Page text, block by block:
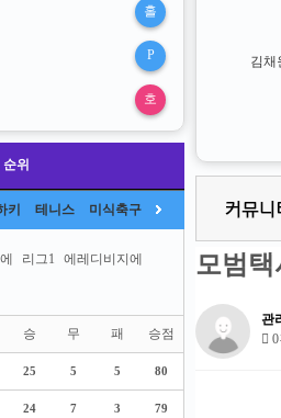
홀
P
호
위
키 테니스 미식축구
리그1
에레디비지에
승 무 패 승점
25 5 5 80
24 7 3 79
김채
모범
관